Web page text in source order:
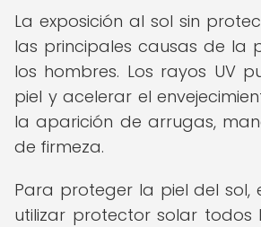
La exposición al sol sin
las principales causas de la
los hombres. Los rayos UV
piel y acelerar el
la aparición de arrugas,
de firmeza.
Para proteger la piel del sol,
utilizar protector solar todos